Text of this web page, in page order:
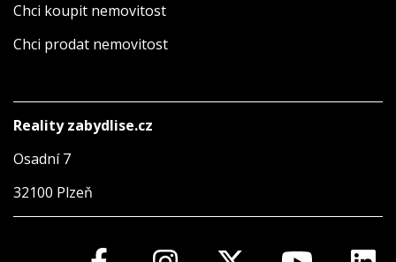
Chci koupit nemovitost
Chci prodat nemovitost
Reality zabydlise.cz
Osadní 7
32100 Plzeň